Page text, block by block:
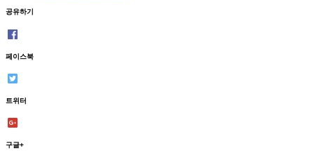
공유하기
페이스북
트위터
구글+